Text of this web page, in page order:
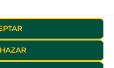
año para tratar
de Seguridad
para el cambio de
presentarlo en la
que tendrá lugar en el